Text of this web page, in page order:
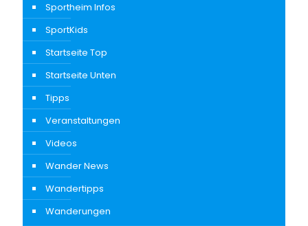
Sportheim Infos
SportKids
Startseite Top
Startseite Unten
Tipps
Veranstaltungen
Videos
Wander News
Wandertipps
Wanderungen